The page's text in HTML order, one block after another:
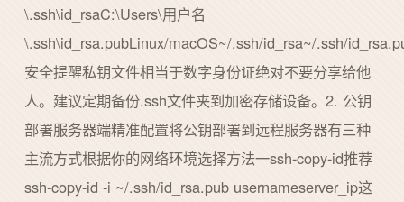
\.ssh\id_rsaC:\Users\用户名
\.ssh\id_rsa.pubLinux/macOS~/.ssh/id_rsa~/.ssh/
安全提醒私钥文件相当于数字身份证绝对不要分享给他
人。建议定期备份.ssh文件夹到加密存储设备。2. 公钥
部署服务器端精准配置将公钥部署到远程服务器有三种
主流方式根据你的网络环境选择方法一ssh-copy-id推荐
ssh-copy-id -i ~/.ssh/id_rsa.pub usernameserver_ip这